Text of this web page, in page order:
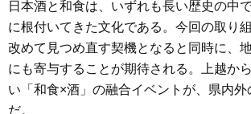
日本酒と和食は、いずれも長い歴史の中
に根付いてきた文化である。今回の取り
改めて見つめ直す契機となると同時に、
にも寄与することが期待される。上越か
い「和食×酒」の融合イベントが、県内外
だ。